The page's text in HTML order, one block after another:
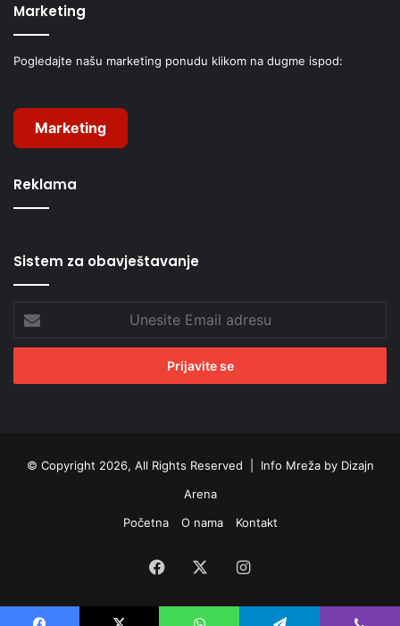
Marketing
Pogledajte našu marketing ponudu klikom na dugme ispod:
Marketing
Reklama
Sistem za obavještavanje
Email
adresu
© Copyright 2026, All Rights Reserved | Info Mreža by Dizajn
Arena
Početna
O nama Kontakt
Facebook Instagram